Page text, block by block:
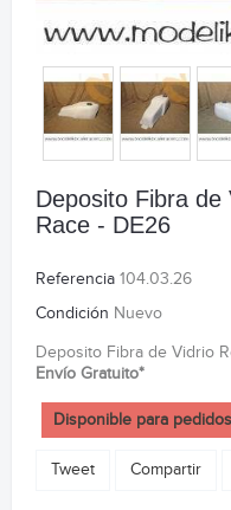
Deposito Fibra de
Race - DE26
Referencia 104.03.26
Condición Nuevo
Deposito Fibra de Vidrio
Envío Gratuito*
Disponible para
Tweet Compartir